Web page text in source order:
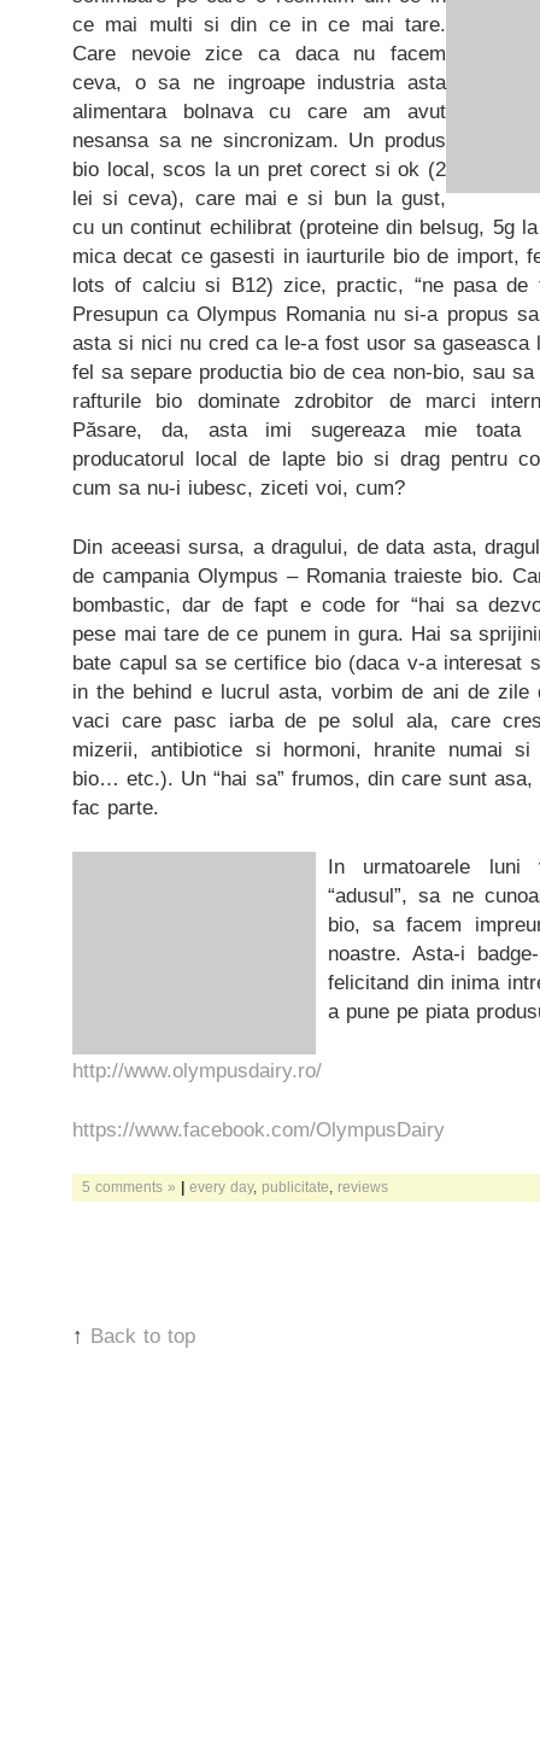
ce mai multi si din ce in ce mai tare.
Care nevoie zice ca daca nu facem
ceva, o sa ne ingroape industria asta
alimentara bolnava cu care am avut
nesansa sa ne sincronizam. Un produs
bio local, scos la un pret corect si ok (2
lei si ceva), care mai e si bun la gust,
cu un continut echilibrat (proteine din belsug, 5g
mica decat ce gasesti in iaurturile bio de import,
lots of calciu si B12) zice, practic, “ne pasa de
Presupun ca Olympus Romania nu si-a propus
asta si nici nu cred ca le-a fost usor sa gaseasca
fel sa separe productia bio de cea non-bio, sau
rafturile bio dominate zdrobitor de marci
Păsare, da, asta imi sugereaza mie toata
producatorul local de lapte bio si drag pentru
cum sa nu-i iubesc, ziceti voi, cum?
Din aceeasi sursa, a dragului, de data asta,
de campania Olympus – Romania traieste bio.
bombastic, dar de fapt e code for “hai sa
pese mai tare de ce punem in gura. Hai sa
bate capul sa se certifice bio (daca v-a interesat
in the behind e lucrul asta, vorbim de ani de
vaci care pasc iarba de pe solul ala, care
mizerii, antibiotice si hormoni, hranite numai
bio… etc.). Un “hai sa” frumos, din care sunt
fac parte.
In urmatoarele
“adusul”, sa ne
bio, sa facem
noastre. Asta-i
felicitand din inima
a pune pe piata
http://www.olympusdairy.ro/
https://www.facebook.com/OlympusDairy
5 comments » | every day, publicitate reviews
↑ Back to top